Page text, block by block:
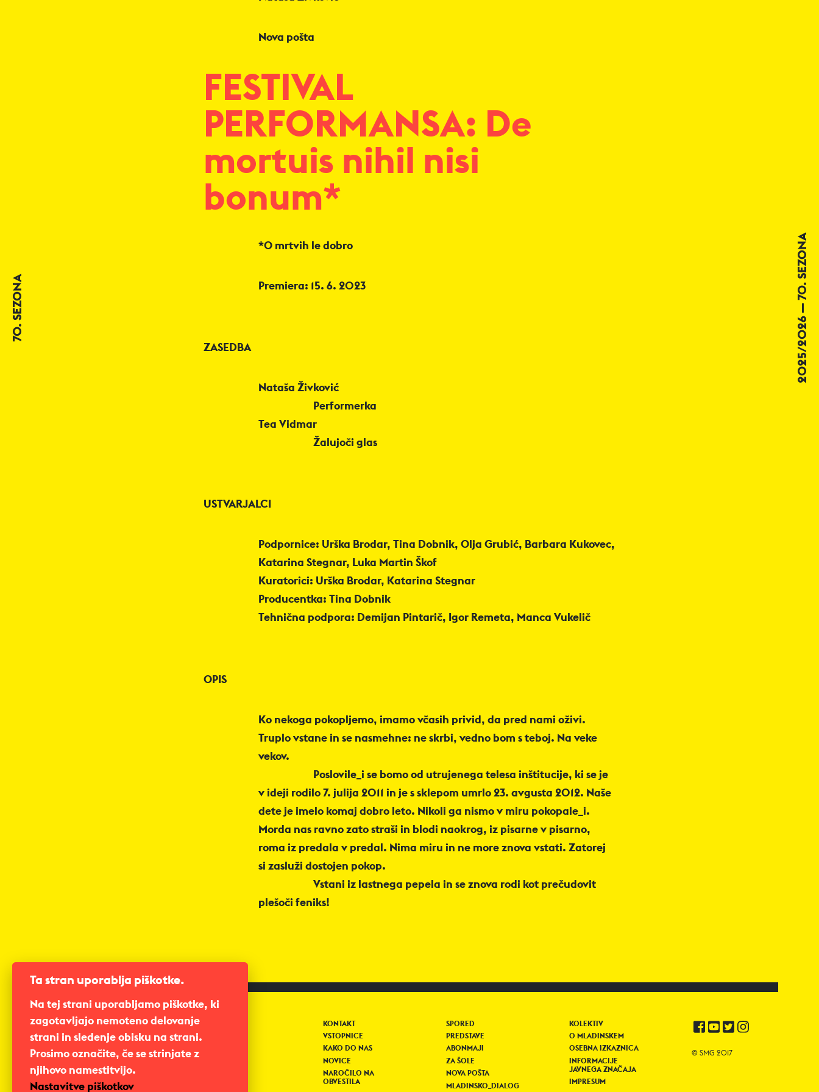
70. SEZONA 2025/2026 — 70. SEZONA
Nova pošta
FESTIVAL
PERFORMANSA: De
mortuis nihil nisi
bonum*
*O mrtvih le dobro
Premiera: 15. 6. 2023
ZASEDBA
Nataša Živković
Performerka
Tea Vidmar
Žalujoči glas
USTVARJALCI
Podpornice: Urška Brodar, Tina Dobnik, Olja Grubić, Barbara Kukovec,
Katarina Stegnar, Luka Martin Škof
Kuratorici: Urška Brodar, Katarina Stegnar
Producentka: Tina Dobnik
Tehnična podpora: Demijan Pintarič, Igor Remeta, Manca Vukelič
OPIS
Ko nekoga pokopljemo, imamo včasih privid, da pred nami oživi.
Truplo vstane in se nasmehne: ne skrbi, vedno bom s teboj. Na veke
vekov.
Poslovile_i se bomo od utrujenega telesa inštitucije, ki se je
v ideji rodilo 7. julija 2011 in je s sklepom umrlo 23. avgusta 2012. Naše
dete je imelo komaj dobro leto. Nikoli ga nismo v miru pokopale_i.
Morda nas ravno zato straši in blodi naokrog, iz pisarne v pisarno,
roma iz predala v predal. Nima miru in ne more znova vstati. Zatorej
si zasluži dostojen pokop.
Vstani iz lastnega pepela in se znova rodi kot prečudovit
plešoči feniks!
KONTAKT
VSTOPNICE
KAKO DO NAS
NOVICE
NAROČILO NA
OBVESTILA
SPORED
PREDSTAVE
ABONMAJI
ZA ŠOLE
NOVA POŠTA
MLADINSKO_DIALOG
KOLEKTIV
O MLADINSKEM
OSEBNA IZKAZNICA
INFORMACIJE
JAVNEGA ZNAČAJA
IMPRESUM
© SMG 2017
Ta stran uporablja piškotke.
Na tej strani uporabljamo piškotke, ki
zagotavljajo nemoteno delovanje
strani in sledenje obisku na strani.
Prosimo označite, če se strinjate z
njihovo namestitvijo.
Nastavitve piškotkov